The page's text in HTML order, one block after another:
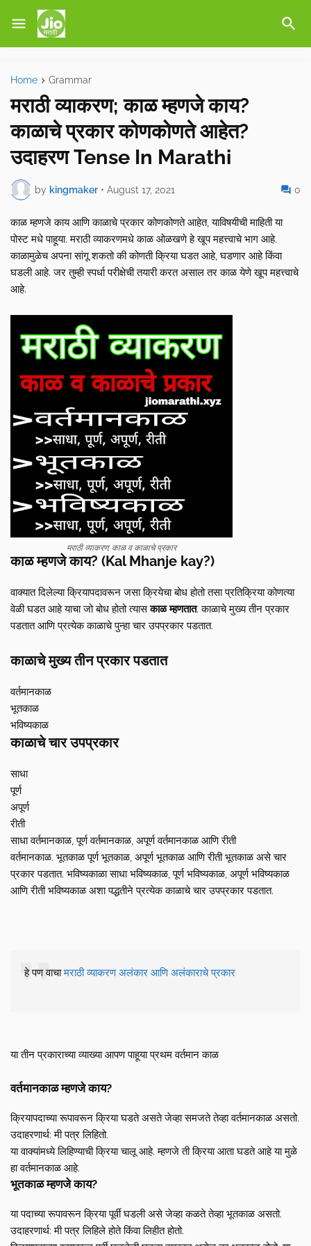
Home Grammar
मराठी व्याकरण; काळ म्हणजे काय?
काळाचे प्रकार कोणकोणते आहेत?
उदाहरण Tense In Marathi
by kingmaker • August 17, 2021 0
काळ म्हणजे काय आणि काळाचे प्रकार कोणकोणते आहेत, याविषयीची माहिती या
पोस्ट मधे पाहूया. मराठी व्याकरणमधे काळ ओळखणे हे खूप महत्त्वाचे भाग आहे.
काळामुळेच अपना सांगू शकतो की कोणती क्रिया घडत आहे, घडणार आहे किंवा
घडली आहे. जर तुम्ही स्पर्धा परीक्षेची तयारी करत असाल तर काळ येणे खूप महत्त्वाचे
आहे.
मराठी व्याकरण; काळ व काळाचे प्रकार
काळ म्हणजे काय? (Kal Mhanje kay?)
वाक्यात दिलेल्या क्रियापदावरून जसा क्रियेचा बोध होतो तसा प्रतिक्रिया कोणत्या
वेळी घडत आहे याचा जो बोध होतो त्यासकाळ म्हणतात. काळाचे मुख्य तीन प्रकार
पडतात आणि प्रत्येक काळाचे पुन्हा चार उपप्रकार पडतात.
काळाचे मुख्य तीन प्रकार पडतात
वर्तमानकाळ
भूतकाळ
भविष्यकाळ
काळाचे चार उपप्रकार
साधा
पूर्ण
अपूर्ण
रीती
साधा वर्तमानकाळ, पूर्ण वर्तमानकाळ, अपूर्ण वर्तमानकाळ आणि रीती
वर्तमानकाळ. भूतकाळ पूर्ण भूतकाळ, अपूर्ण भूतकाळ आणि रीती भूतकाळ असे चार
प्रकार पडतात. भविष्यकाळा साधा भविष्यकाळ, पूर्ण भविष्यकाळ, अपूर्ण भविष्यकाळ
आणि रीती भविष्यकाळ अशा पद्धतीने प्रत्येक काळाचे चार उपप्रकार पडतात.
हे पण वाचामराठी व्याकरण अलंकार आणि अलंकाराचे प्रकार
या तीन प्रकाराच्या व्याख्या आपण पाहूया प्रथम वर्तमान काळ
वर्तमानकाळ म्हणजे काय?
क्रियापदाच्या रूपावरून क्रिया घडते असते जेव्हा समजते तेव्हा वर्तमानकाळ असतो.
उदाहरणार्थ: मी पत्र लिहितो.
या वाक्यांमध्ये लिहिण्याची क्रिया चालू आहे. म्हणजे ती क्रिया आता घडते आहे या मुळे
हा वर्तमानकाळ आहे.
भूतकाळ म्हणजे काय?
या पदाच्या रूपावरून क्रिया पूर्वी घडली असे जेव्हा कळते तेव्हा भूतकाळ असतो.
उदाहरणार्थ: मी पत्र लिहिले होते किंवा लिहीत होतो.